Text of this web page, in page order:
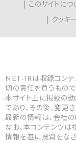
このサイトにつ
クッキ
NET-IRは収録コンテ
切の責任を負うもので
本サイト上に掲載の
であり、その後、変更
最新の情報は、会社
なお、本コンテンツは
情報を基に投資をな